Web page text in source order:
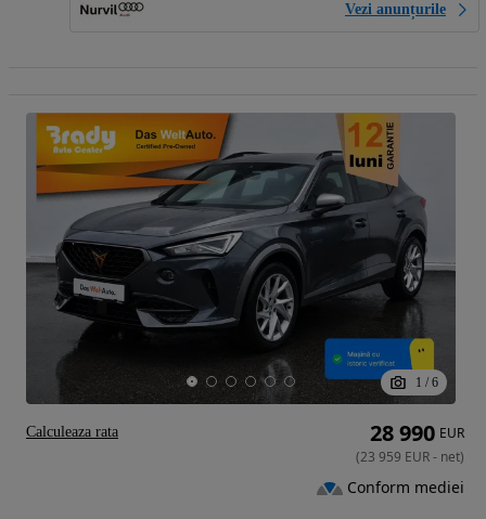
Vezi anunțurile
1 / 6
28 990 EUR
(23 959 EUR- net)
Conform mediei
Calculeaza rata